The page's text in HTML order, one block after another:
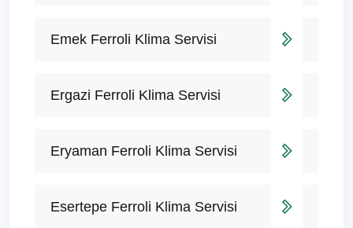
Emek Ferroli Klima Servisi
Ergazi Ferroli Klima Servisi
Eryaman Ferroli Klima Servisi
Esertepe Ferroli Klima Servisi